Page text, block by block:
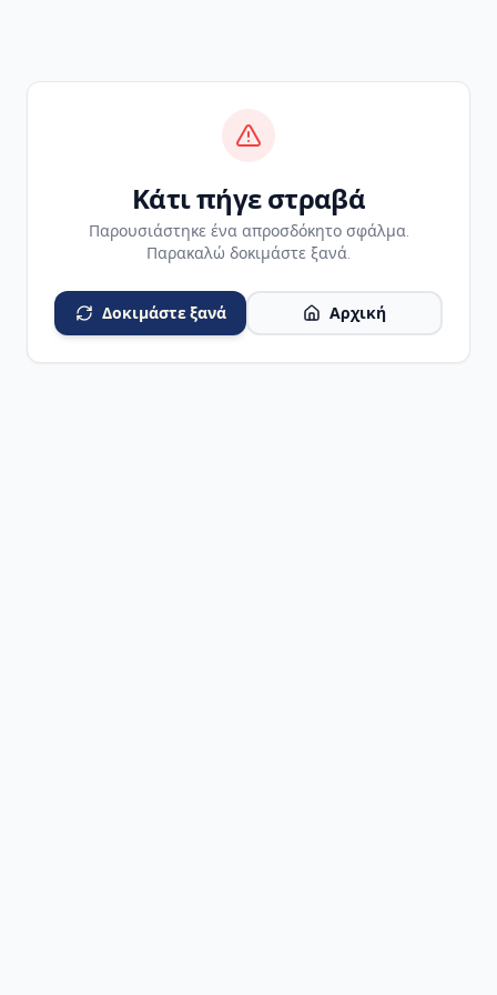
Κάτι πήγε στραβά
Παρουσιάστηκε ένα απροσδόκητο σφάλμα.
Παρακαλώ δοκιμάστε ξανά.
Δοκιμάστε ξανά Αρχική